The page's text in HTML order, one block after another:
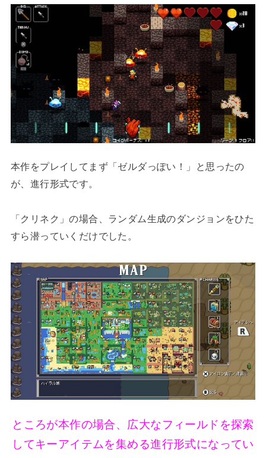
本作をプレイしてまず「ゼルダっぽい！」と思ったの
が、進行形式です。
「クリネク」の場合、ランダム生成のダンジョンをひた
すら潜っていくだけでした。
ところが本作の場合、広大なフィールドを探索
してキーアイテムを集める進行形式になってい